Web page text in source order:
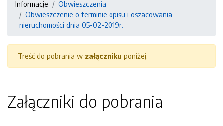
Informacje
Obwieszczenia
Obwieszczenie o terminie opisu i oszacowania
nieruchomości dnia 05-02-2019r.
Treść do pobrania w załączniku poniżej.
Załączniki do pobrania